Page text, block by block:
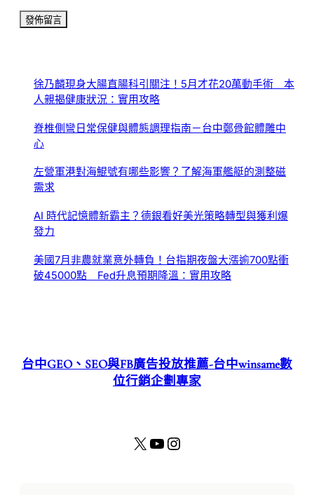
徐乃麟現身大腸直腸科引關注！5月才花20萬動手術 本
人親揭健康狀況：實用攻略
脊椎側彎日常保健與體態調理指南－台中鄭骨館體雕中
心
左營軍港對海鯤號有哪些影響？了解海軍艦艇的測整磁
需求
AI 時代記憶體新霸主？德銀看好美光策略轉型與獲利爆
發力
美國7月非農就業意外轉負！台指期夜盤大漲逾700點衝
破45000點 Fed升息預期降溫：實用攻略
台中GEO、SEO與FB廣告投放推薦-台中winsame數
位行銷企劃專家
X YouTube Instagram